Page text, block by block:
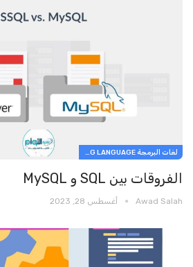
لغات البرمجة PROGRAMMING LANGUAGE
الفروقات بين SQL و MySQL
Awad Salah أغسطس 28, 2023